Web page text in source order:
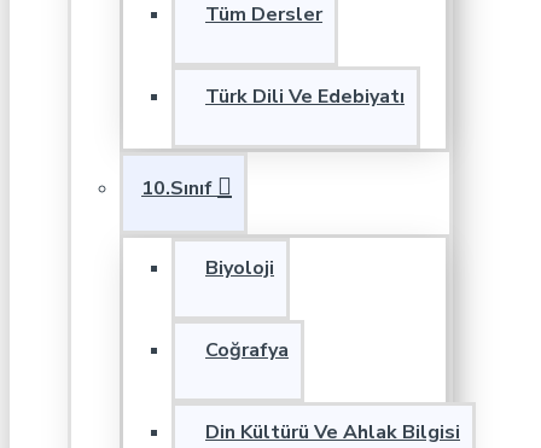
Tüm Dersler
Türk Dili Ve Edebiyatı
10.Sınıf
Biyoloji
Coğrafya
Din Kültürü Ve Ahlak Bilgisi